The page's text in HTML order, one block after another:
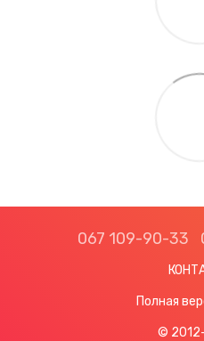
067 109-90-33
Полная
©